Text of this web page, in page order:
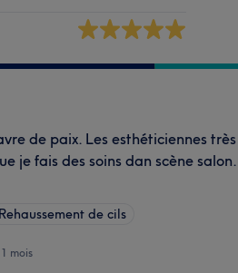
de paix. Les esthéticiennes
je fais des soins dan scène
Rehaussement de cils
mois